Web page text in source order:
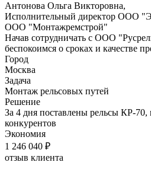
Антонова Ольга Викторовна,
Исполнительный директор ООО
ООО "Монтажремстрой"
Начав сотрудничать с ООО
беспокоимся о сроках и качестве
Город
Москва
Задача
Монтаж рельсовых путей
Решение
За 4 дня поставлены рельсы КР-70,
конкурентов
Экономия
1 246 040 ₽
отзыв клиента